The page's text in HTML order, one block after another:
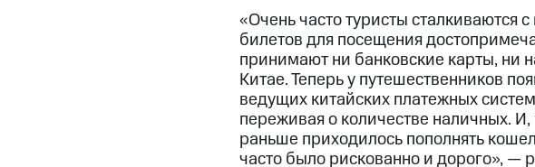
«Очень часто туристы сталкиваются
билетов для посещения
принимают ни банковские карты, ни
Китае. Теперь у путешественников
ведущих китайских платежных
переживая о количестве наличных.
раньше приходилось пополнять
часто было рискованно и дорого», —